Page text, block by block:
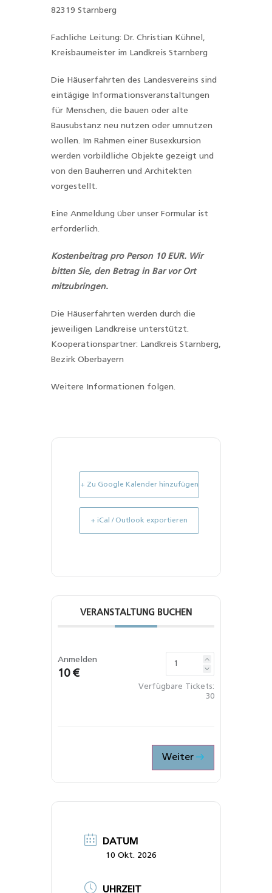
82319 Starnberg
Fachliche Leitung: Dr. Christian Kühnel,
Kreisbaumeister im Landkreis Starnberg
Die Häuserfahrten des Landesvereins sind
eintägige Informationsveranstaltungen
für Menschen, die bauen oder alte
Bausubstanz neu nutzen oder umnutzen
wollen. Im Rahmen einer Busexkursion
werden vorbildliche Objekte gezeigt und
von den Bauherren und Architekten
vorgestellt.
Eine Anmeldung über unser Formular ist
erforderlich.
Kostenbeitrag pro Person 10 EUR. Wir
bitten Sie, den Betrag in Bar vor Ort
mitzubringen.
Die Häuserfahrten werden durch die
jeweiligen Landkreise unterstützt.
Kooperationspartner: Landkreis Starnberg,
Bezirk Oberbayern
Weitere Informationen folgen.
+ Zu Google Kalender hinzufügen
+ iCal / Outlook exportieren
VERANSTALTUNG BUCHEN
Anmelden
10 €
Verfügbare Tickets:
30
Weiter
DATUM
10 Okt. 2026
UHRZEIT